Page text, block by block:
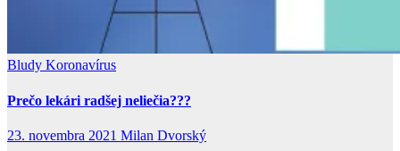
Bludy Koronavírus
Prečo lekári radšej neliečia???
23. novembra 2021 Milan Dvorský